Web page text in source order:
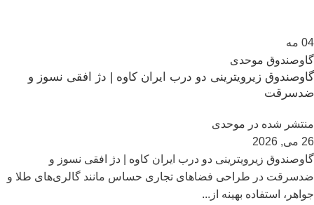
04 مه
گاوصندوق موحدی
گاوصندوق زیرویترینی دو درب ایران کاوه | دژ افقی نسوز و
ضدسرقت
منتشر شده در موحدی
26 می, 2026
گاوصندوق زیرویترینی دو درب ایران کاوه | دژ افقی نسوز و
ضدسرقت در طراحی فضاهای تجاری حساس مانند گالری‌های طلا و
جواهر، استفاده بهینه از...